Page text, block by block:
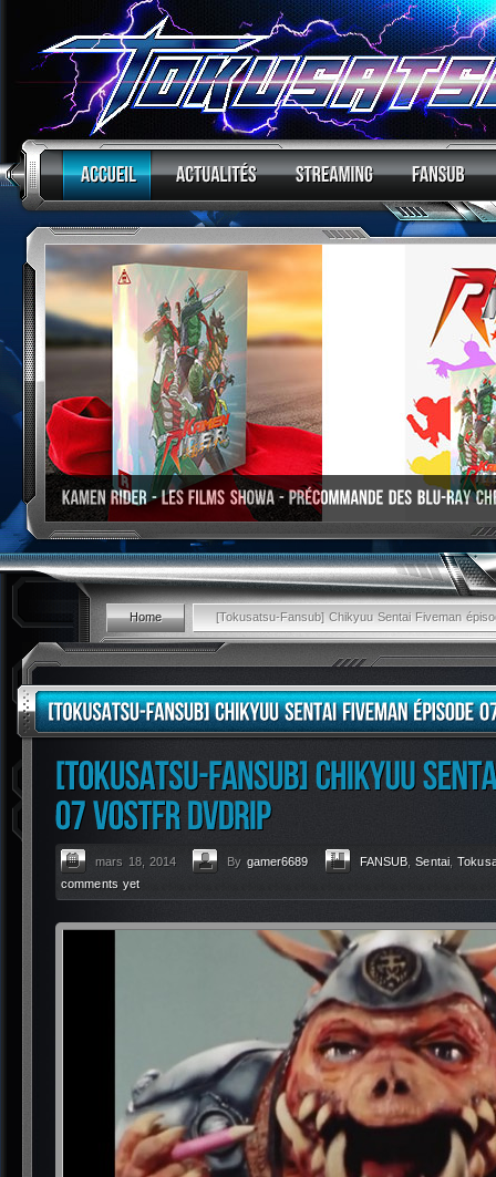
Home [Tokusatsu-Fansub] Chikyuu Sentai Fiveman
mars 18, 2014 By gamer6689 FANSUB ,Sentai,
comments yet